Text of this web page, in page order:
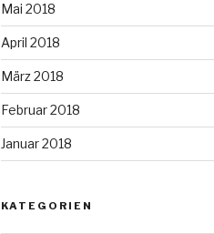
Mai 2018
April 2018
März 2018
Februar 2018
Januar 2018
KATEGORIEN